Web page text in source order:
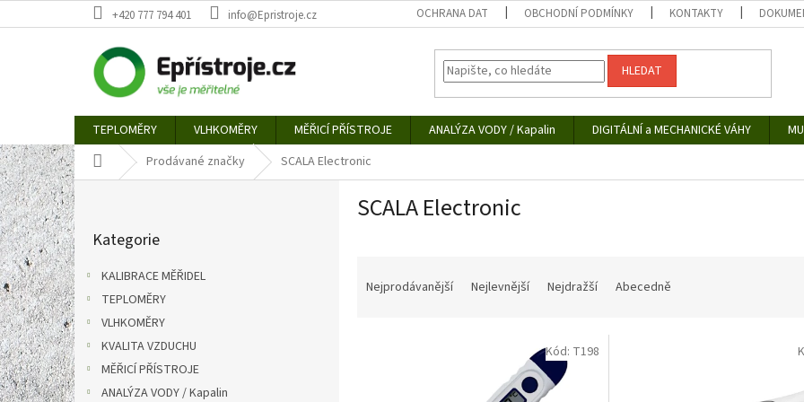
na
+420 777 794 401 info@Epristroje.cz OCHRANA DAT OBCHODNÍ PODMÍNKY KONTAKTY
HLEDAT
TEPLOMĚRY VLHKOMĚRY MĚŘICÍ PŘÍSTROJE ANALÝZA VODY / Kapalin DIGITÁLNÍ a MECHANICKÉ VÁHY
Domů Prodávané značky SCALA Electronic
P
o
s
t
r
a
n
n
í
p
a
kategorie
Kategorie
KALIBRACE MĚŘIDEL
TEPLOMĚRY
VLHKOMĚRY
KVALITA VZDUCHU
MĚŘICÍ PŘÍSTROJE
ANALÝZA VODY / Kapalin
SCALA Electronic
Nejprodávanější Nejlevnější Nejdražší Abecedně
Kód: T198